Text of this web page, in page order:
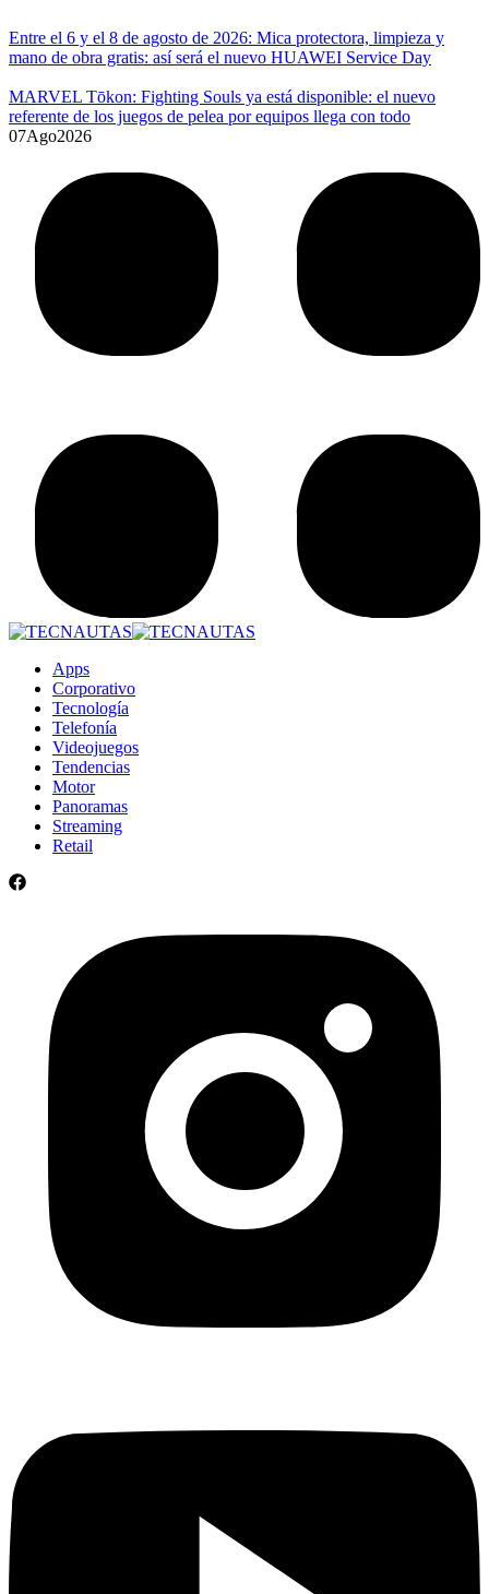
Entre el 6 y el 8 de agosto de 2026: Mica protectora, limpieza y
mano de obra gratis: así será el nuevo HUAWEI Service Day
MARVEL Tōkon: Fighting Souls ya está disponible: el nuevo
referente de los juegos de pelea por equipos llega con todo
07Ago2026
Apps
Corporativo
Tecnología
Telefonía
Videojuegos
Tendencias
Motor
Panoramas
Streaming
Retail